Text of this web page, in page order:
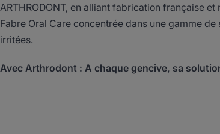
ARTHRODONT, en alliant fabrication française
Fabre Oral Care concentrée dans une gamme
irritées.
Avec Arthrodont : A chaque gencive, sa